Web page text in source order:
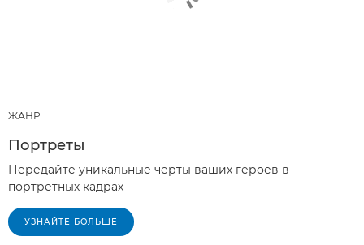
ЖАНР
Портреты
Передайте уникальные черты ваших героев в
портретных кадрах
УЗНАЙТЕ БОЛЬШЕ